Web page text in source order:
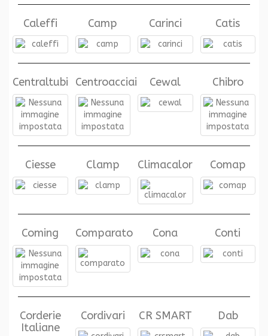
Caleffi Camp Carinci Catis
Centraltubi Centroacciai Cewal Chibro
Ciesse Clamp Climacalor Comap
Coming Comparato Cona Conti
Corderie
Italiane
Cordivari CR SMART Dab